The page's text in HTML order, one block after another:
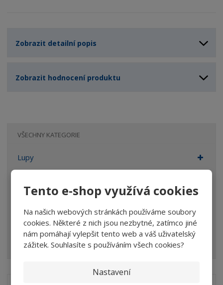
Tento e-shop využívá cookies
Na našich webových stránkách používáme soubory
cookies. Některé z nich jsou nezbytné, zatímco jiné
nám pomáhají vylepšit tento web a váš uživatelský
zážitek. Souhlasíte s používáním všech cookies?
Nastavení
Zobrazit detailní popis
Zobrazit hodnocení produktu
VŠECHNY KATEGORIE
Lupy
Dalekohledy
Mikroskopy
Optické prvky
Ostatní